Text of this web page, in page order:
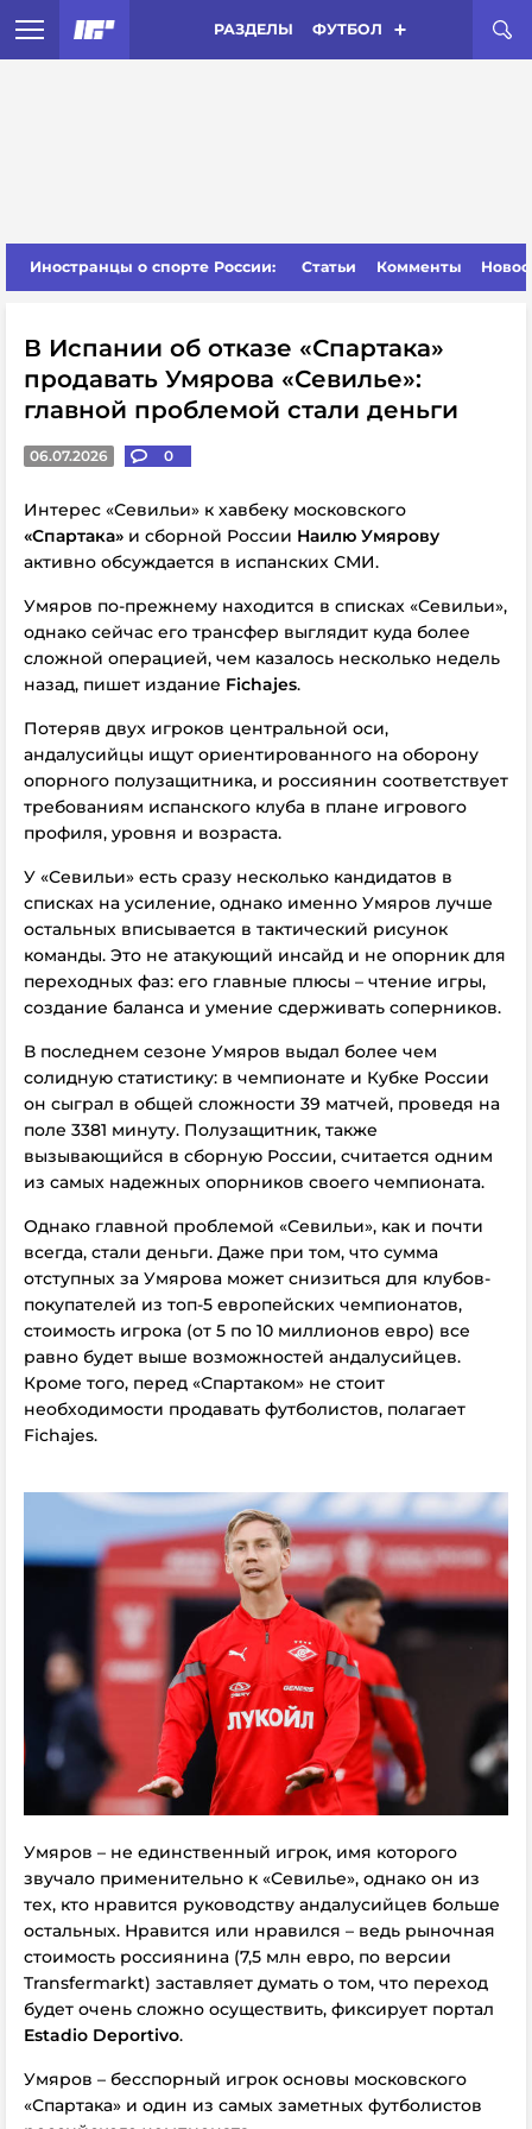
РАЗДЕЛЫ ФУТБОЛ
Иностранцы о спорте России: Статьи Комменты
В Испании об отказе «Спартака»
продавать Умярова «Севилье»:
главной проблемой стали деньги
06.07.2026 0
Интерес «Севильи» к хавбеку московского
«Спартака» и сборной России Наилю Умярову
активно обсуждается в испанских СМИ.
Умяров по-прежнему находится в списках «Севильи»,
однако сейчас его трансфер выглядит куда более
сложной операцией, чем казалось несколько недель
назад, пишет издание Fichajes.
Потеряв двух игроков центральной оси,
андалусийцы ищут ориентированного на оборону
опорного полузащитника, и россиянин соответствует
требованиям испанского клуба в плане игрового
профиля, уровня и возраста.
У «Севильи» есть сразу несколько кандидатов в
списках на усиление, однако именно Умяров лучше
остальных вписывается в тактический рисунок
команды. Это не атакующий инсайд и не опорник для
переходных фаз: его главные плюсы – чтение игры,
создание баланса и умение сдерживать соперников.
В последнем сезоне Умяров выдал более чем
солидную статистику: в чемпионате и Кубке России
он сыграл в общей сложности 39 матчей, проведя на
поле 3381 минуту. Полузащитник, также
вызывающийся в сборную России, считается одним
из самых надежных опорников своего чемпионата.
Однако главной проблемой «Севильи», как и почти
всегда, стали деньги. Даже при том, что сумма
отступных за Умярова может снизиться для клубов-
покупателей из топ-5 европейских чемпионатов,
стоимость игрока (от 5 по 10 миллионов евро) все
равно будет выше возможностей андалусийцев.
Кроме того, перед «Спартаком» не стоит
необходимости продавать футболистов, полагает
Fichajes.
Умяров – не единственный игрок, имя которого
звучало применительно к «Севилье», однако он из
тех, кто нравится руководству андалусийцев больше
остальных. Нравится или нравился – ведь рыночная
стоимость россиянина (7,5 млн евро, по версии
Transfermarkt) заставляет думать о том, что переход
будет очень сложно осуществить, фиксирует портал
Estadio Deportivo.
Умяров – бесспорный игрок основы московского
«Спартака» и один из самых заметных футболистов